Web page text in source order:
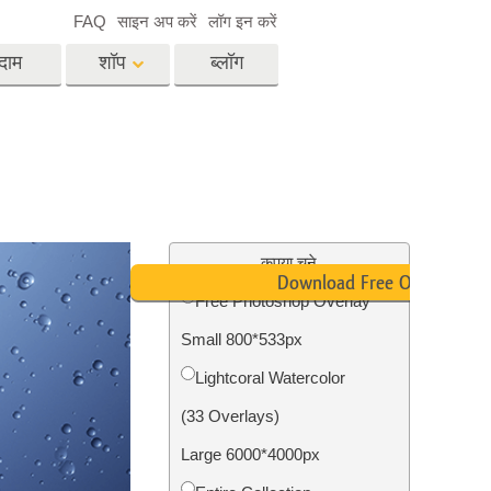
फोटो स्टोर स्टेशन सर्विसेज
शॉप ब्लॉग
FAQ साइन अप करें लॉग इन करें
कृपया चुने
Free Photoshop Overlay
Small 800*533px
Lightcoral Watercolor
(33 Overlays)
Large 6000*4000px
Download Free Overlay